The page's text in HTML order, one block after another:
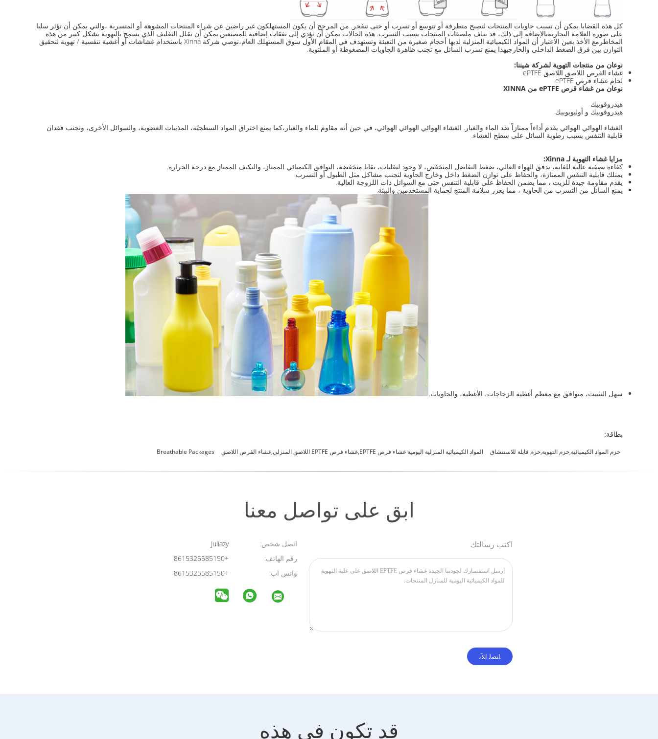
كل هذه القضايا يمكن أن تسبب حاويات المنتجات لتصبح متطرفة أو تتوسع أو تسرب أو حتى تنفجر. من المرجح أن يكون المستهلكون غير راضين عن شراء المنتجات المشوهة أو المتسربة ،والتي يمكن أن تؤثر سلبا
على صورة العلامة التجاريةبالإضافة إلى ذلك، قد تتلف ملصقات المنتجات بسبب التسرب. هذه الحالات يمكن أن تؤدي إلى نفقات إضافية للمصنعين.يمكن أن تقلل التغليف الذي يسمح بالتهوية بشكل كبير من هذه
المخاطرمع الأخذ بعين الاعتبار أن المواد الكيميائية المنزلية لديها أحجام صغيرة من التعبئة وتستهدف في المقام الأول سوق المستهلك العام،توصي شركة Xinna باستخدام غشاشات أو أغشية تنفسية / تهوية لتحقيق
التوازن بين فرق الضغط الداخلي والخارجيهذا يمنع تسرب السائل مع تجنب ظاهرة الحاويات المضغوطة أو الملتوية.
نوعان من منتجات التهوية لشركة شيننا:
غشاء القرص اللاصق اللاصق ePTFE
لحام غشاء قرص ePTFE
نوعان من غشاء قرص ePTFE من XINNA
هيدروفوبيك
هيدروفوبيك و أوليوبوبيك
الغشاء الهوائي الهوائي يقدم أداءاً ممتازاً ضد الماء والغبار. الغشاء الهوائي الهوائي الهوائي، في حين أنه مقاوم للماء والغبار،كما يمنع اختراق المواد السطحيّة، المذيبات العضوية، والسوائل الأخرى، وتجنب فقدان
قابلية التنفس بسبب رطوبة السائل على سطح الغشاء.
مزايا غشاء التهوية لـ Xinna:
كفاءة تصفية عالية للغاية، تدفق الهواء العالي، ضغط التفاضل المنخفض، لا وجود لتقلبات، بقايا منخفضة، التوافق الكيميائي الممتاز، والتكيف الممتاز مع درجة الحرارة.
يمتلك قابلية التنفس الممتازة، والحفاظ على توازن الضغط داخل وخارج الحاوية لتجنب مشاكل مثل الطبول أو التسرب.
يقدم مقاومة جيدة للزيت ، مما يضمن الحفاظ على قابلية التنفس حتى مع السوائل ذات اللزوجة العالية.
يمنع السائل من التسرب من الحاوية ، مما يعزز سلامة المنتج لحماية المستخدمين والبيئة.
سهل التثبيت، متوافق مع معظم أغطية الزجاجات، الأغطية، والحاويات.
بطاقة:
حزم المواد الكيميائية,حزم التهوية,حزم قابلة للاستنشاق المواد الكيميائية المنزلية اليومية غشاء قرص EPTFE,غشاء قرص EPTFE اللاصق المنزلي,غشاء القرص اللاصق Breathable Packages
ابق على تواصل معنا
اتصل شخص:
Juliazy
رقم الهاتف:
+8615325585150
واتس اب:
+8615325585150
اكتب رسالتك
قد تكون في هذه